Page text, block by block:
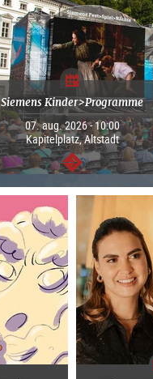
Siemens Kinder>Programme
07. aug. 2026 - 10:00
Kapitelplatz, Altstadt
Tovább